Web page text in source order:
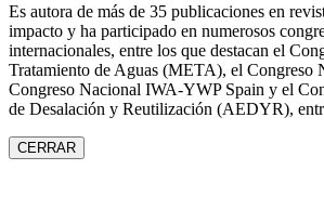
Es autora de más de 35 publicaciones en
impacto y ha participado en numerosos
internacionales, entre los que destacan el
Tratamiento de Aguas (META), el Congreso
Congreso Nacional IWA‑YWP Spain y el
de Desalación y Reutilización (AEDYR),
CERRAR